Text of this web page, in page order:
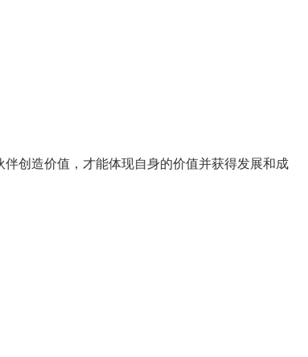
创造价值，才能体现自身的价值并获得发展和成